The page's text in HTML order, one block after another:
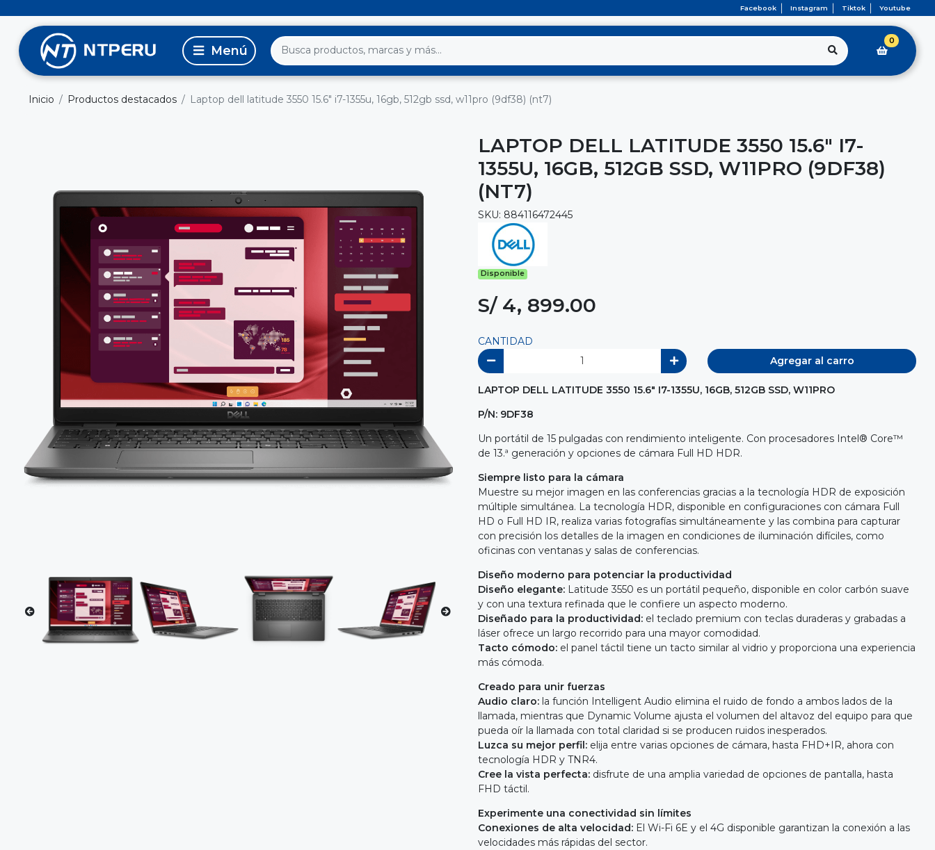
Facebook Instagram Tiktok Youtube
0
Inicio Productos destacados Laptop dell latitude 3550 15.6" i7-1355u, 16gb, 512gb ssd, w11pro (9df38) (nt7)
LAPTOP DELL LATITUDE 3550 15.6" I7-
1355U, 16GB, 512GB SSD, W11PRO (9DF38)
(NT7)
SKU: 884116472445
Disponible
S/ 4, 899.00
CANTIDAD
Agregar al carro
LAPTOP DELL LATITUDE 3550 15.6" I7-1355U, 16GB, 512GB SSD, W11PRO
P/N: 9DF38
Un portátil de 15 pulgadas con rendimiento inteligente. Con procesadores Intel® Core™
de 13.ª generación y opciones de cámara Full HD HDR.
Siempre listo para la cámara
Muestre su mejor imagen en las conferencias gracias a la tecnología HDR de exposición
múltiple simultánea. La tecnología HDR, disponible en configuraciones con cámara Full
HD o Full HD IR, realiza varias fotografías simultáneamente y las combina para capturar
con precisión los detalles de la imagen en condiciones de iluminación difíciles, como
oficinas con ventanas y salas de conferencias.
Diseño moderno para potenciar la productividad
Diseño elegante: Latitude 3550 es un portátil pequeño, disponible en color carbón suave
y con una textura refinada que le confiere un aspecto moderno.
Diseñado para la productividad: el teclado premium con teclas duraderas y grabadas a
láser ofrece un largo recorrido para una mayor comodidad.
Tacto cómodo: el panel táctil tiene un tacto similar al vidrio y proporciona una experiencia
más cómoda.
Creado para unir fuerzas
Audio claro: la función Intelligent Audio elimina el ruido de fondo a ambos lados de la
llamada, mientras que Dynamic Volume ajusta el volumen del altavoz del equipo para que
pueda oír la llamada con total claridad si se producen ruidos inesperados.
Luzca su mejor perfil: elija entre varias opciones de cámara, hasta FHD+IR, ahora con
tecnología HDR y TNR4.
Cree la vista perfecta: disfrute de una amplia variedad de opciones de pantalla, hasta
FHD táctil.
Experimente una conectividad sin límites
Conexiones de alta velocidad: El Wi-Fi 6E y el 4G disponible garantizan la conexión a las
velocidades más rápidas del sector.